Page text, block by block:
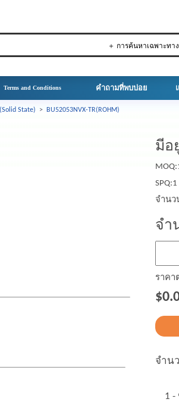
＋ การค้นหาเฉพาะทาง
Terms and Conditions คำถามที่พบบ่อย
State) > BU52053NVX-TR(ROHM)
มีอ
SPQ:1
จำนว
จำ
ราคา
จำน
1 -